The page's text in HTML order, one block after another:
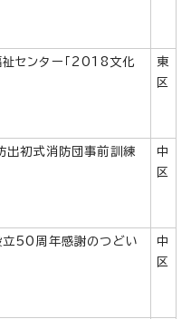
センター「2018文化
東
区
出初式消防団事前訓練
中
区
立50周年感謝のつどい
中
区